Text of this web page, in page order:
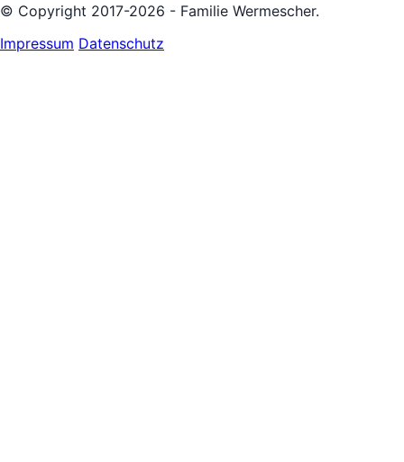
© Copyright 2017-2026 - Familie Wermescher.
Impressum Datenschutz